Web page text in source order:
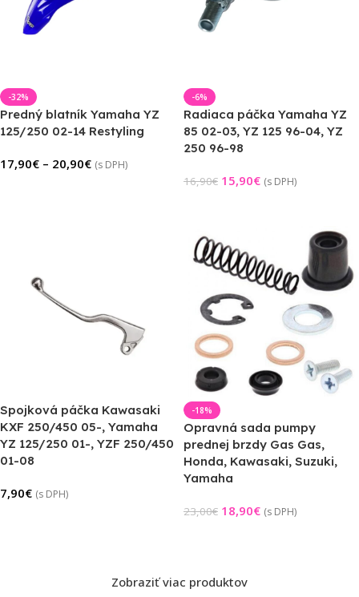
-32%
Predný blatník Yamaha YZ
125/250 02-14 Restyling
17,90€ – 20,90€ (s DPH)
-6%
Radiaca páčka Yamaha YZ
85 02-03, YZ 125 96-04, YZ
250 96-98
16,90€ 15,90€ (s DPH)
Spojková páčka Kawasaki
KXF 250/450 05-, Yamaha
YZ 125/250 01-, YZF 250/450
01-08
7,90€ (s DPH)
-18%
Opravná sada pumpy
prednej brzdy Gas Gas,
Honda, Kawasaki, Suzuki,
Yamaha
23,00€ 18,90€ (s DPH)
Zobraziť viac produktov